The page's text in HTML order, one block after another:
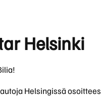
€/kkHelsinki
Helsingissä